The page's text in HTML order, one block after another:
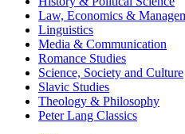
Law, Economics &
Linguistics
Media & Communication
Romance Studies
Science, Society and Culture
Slavic Studies
Theology & Philosophy
Peter Lang Classics